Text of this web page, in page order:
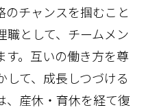
のチャンスを掴むこと
職として、チームメン
す。互いの働き方を尊
て、成長しつづける
、産休・育休を経て復